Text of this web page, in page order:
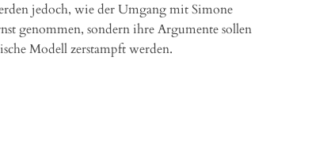
jedoch, wie der Umgang mit Simone
genommen, sondern ihre Argumente sollen
Modell zerstampft werden.